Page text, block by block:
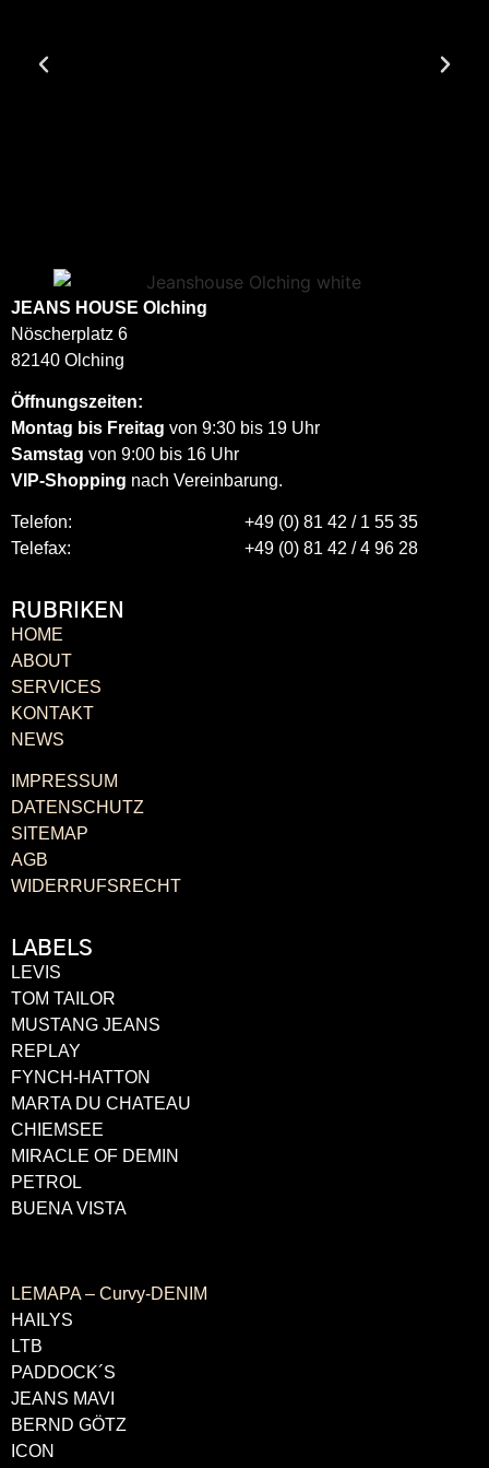
JEANS HOUSE Olching
Nöscherplatz 6
82140 Olching
Öffnungszeiten:
Montag bis Freitag von 9:30 bis 19 Uhr
Samstag von 9:00 bis 16 Uhr
VIP-Shopping nach Vereinbarung.
Telefon:
Telefax:
+49 (0) 81 42 / 1 55 35
+49 (0) 81 42 / 4 96 28
RUBRIKEN
HOME
ABOUT
SERVICES
KONTAKT
NEWS
IMPRESSUM
DATENSCHUTZ
SITEMAP
AGB
WIDERRUFSRECHT
LABELS
LEVIS
TOM TAILOR
MUSTANG JEANS
REPLAY
FYNCH-HATTON
MARTA DU CHATEAU
CHIEMSEE
MIRACLE OF DEMIN
PETROL
BUENA VISTA
LEMAPA – Curvy-DENIM
HAILYS
LTB
PADDOCK´S
JEANS MAVI
BERND GÖTZ
ICON